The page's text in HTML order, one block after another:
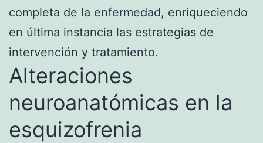
completa de la enfermedad, enriqueciendo
en última instancia las estrategias de
intervención y tratamiento.
Alteraciones
neuroanatómicas en la
esquizofrenia